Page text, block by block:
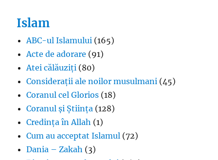
Islam
ABC-ul Islamului (165)
Acte de adorare (91)
Atei călăuziți (80)
Considerații ale noilor musulmani (45)
Coranul cel Glorios (18)
Coranul și Știința (128)
Credința în Allah (1)
Cum au acceptat Islamul (72)
Dania – Zakah (3)